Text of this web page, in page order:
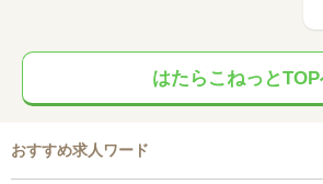
はたらこねっと
おすすめ求人ワード